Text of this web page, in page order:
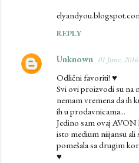
REPLY
Unknown 01 June,
Odlični favoriti! ♥
Svi ovi proizvodi su na
nemam vremena da ih
ih u prodavnicama...
Jedino sam ovaj
isto medium niijansu ali
pomešala sa drugim
♥